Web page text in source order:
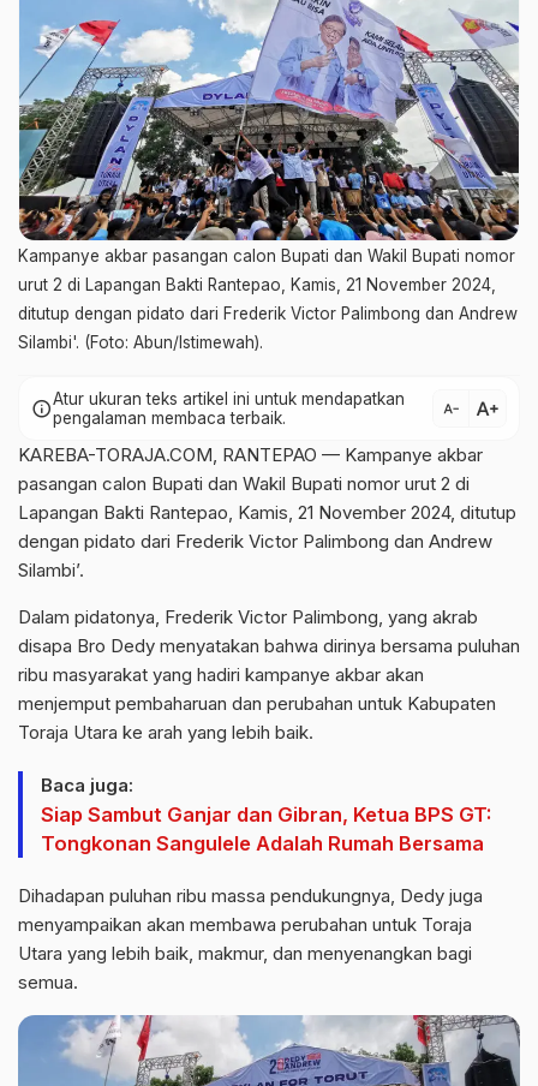
Kampanye akbar pasangan calon Bupati dan Wakil Bupati nomor
urut 2 di Lapangan Bakti Rantepao, Kamis, 21 November 2024,
ditutup dengan pidato dari Frederik Victor Palimbong dan Andrew
Silambi'. (Foto: Abun/Istimewah).
infoAtur ukuran teks artikel ini untuk mendapatkan
pengalaman membaca terbaik.
text_decrease text_increase
KAREBA-TORAJA.COM, RANTEPAO — Kampanye akbar
pasangan calon Bupati dan Wakil Bupati nomor urut 2 di
Lapangan Bakti Rantepao, Kamis, 21 November 2024, ditutup
dengan pidato dari Frederik Victor Palimbong dan Andrew
Silambi’.
Dalam pidatonya, Frederik Victor Palimbong, yang akrab
disapa Bro Dedy menyatakan bahwa dirinya bersama puluhan
ribu masyarakat yang hadiri kampanye akbar akan
menjemput pembaharuan dan perubahan untuk Kabupaten
Toraja Utara ke arah yang lebih baik.
Baca juga:
Siap Sambut Ganjar dan Gibran, Ketua BPS GT:
Tongkonan Sangulele Adalah Rumah Bersama
Dihadapan puluhan ribu massa pendukungnya, Dedy juga
menyampaikan akan membawa perubahan untuk Toraja
Utara yang lebih baik, makmur, dan menyenangkan bagi
semua.